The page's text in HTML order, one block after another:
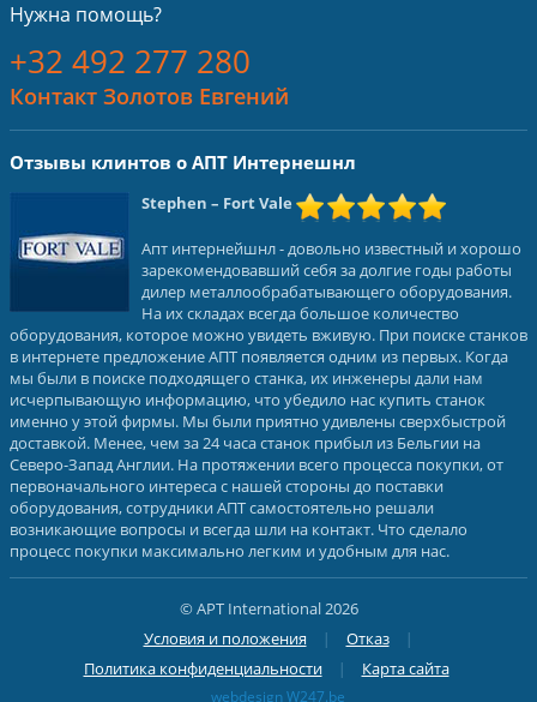
Нужна помощь?
+32 492 277 280
Контакт Золотов Евгений
Отзывы клинтов о АПТ Интернешнл
Stephen – Fort Vale
Апт интернейшнл - довольно известный и хорошо
зарекомендовавший себя за долгие годы работы
дилер металлообрабатывающего оборудования.
На их складах всегда большое количество
оборудования, которое можно увидеть вживую. При поиске станков
в интернете предложение АПТ появляется одним из первых. Когда
мы были в поиске подходящего станка, их инженеры дали нам
исчерпывающую информацию, что убедило нас купить станок
именно у этой фирмы. Мы были приятно удивлены сверхбыстрой
доставкой. Менее, чем за 24 часа станок прибыл из Бельгии на
Северо-Запад Англии. На протяжении всего процесса покупки, от
первоначального интереса с нашей стороны до поставки
оборудования, сотрудники АПТ самостоятельно решали
возникающие вопросы и всегда шли на контакт. Что сделало
процесс покупки максимально легким и удобным для нас.
© APT International 2026
Условия и положения
Отказ
Политика конфиденциальности
Карта сайта
webdesign W247.be